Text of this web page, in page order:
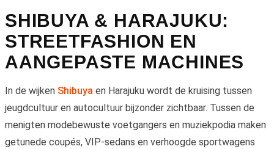
SHIBUYA & HARAJUKU:
STREETFASHION EN
AANGEPASTE MACHINES
In de wijken Shibuya en Harajuku wordt de kruising tussen
jeugdcultuur en autocultuur bijzonder zichtbaar. Tussen de
menigten modebewuste voetgangers en muziekpodia maken
getunede coupés, VIP-sedans en verhoogde sportwagens